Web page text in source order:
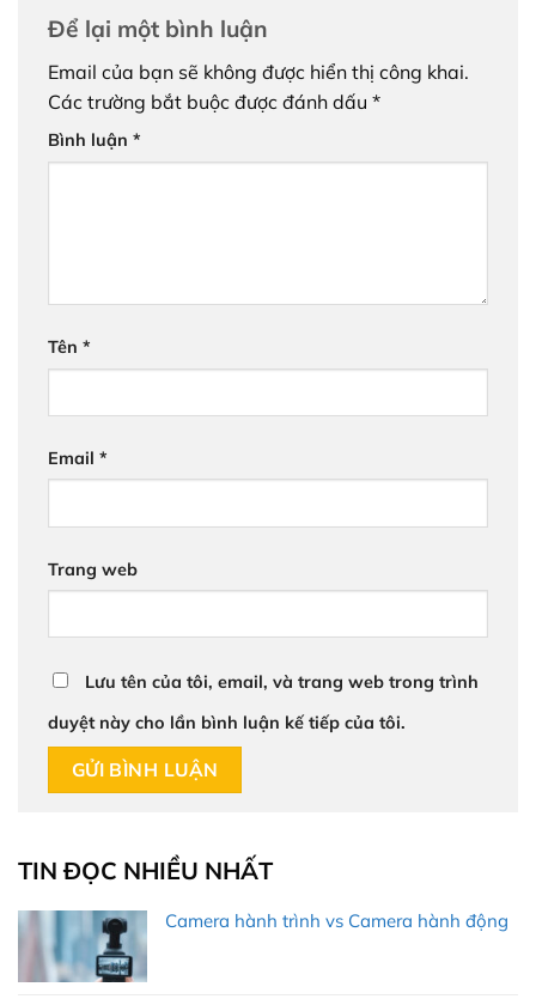
Để lại một bình luận
Email của bạn sẽ không được hiển thị công khai.
Các trường bắt buộc được đánh dấu *
Bình luận *
Tên *
Email *
Trang web
Lưu tên của tôi, email, và trang web trong trình
duyệt này cho lần bình luận kế tiếp của tôi.
TIN ĐỌC NHIỀU NHẤT
Camera hành trình vs Camera hành động